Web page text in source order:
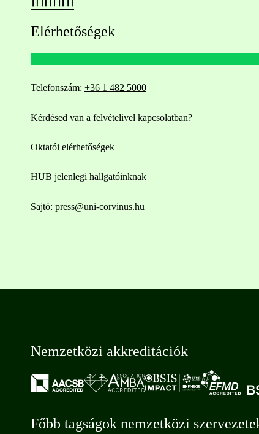
Elérhetőségek
Telefonszám: +36 1 482 5000
Kérdésed van a felvételivel kapcsolatban?
Oktatói elérhetőségek
HUB jelenlegi hallgatóinknak
Sajtó: press@uni-corvinus.hu
Nemzetközi akkreditációk
Főbb tagságok nemzetközi